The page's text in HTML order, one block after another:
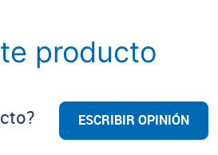
producto
ESCRIBIR OPINIÓN